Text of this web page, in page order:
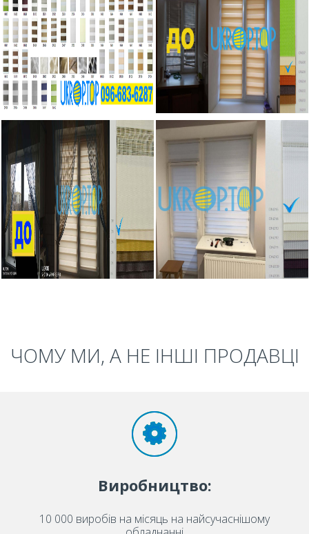
ЧОМУ МИ, А НЕ ІНШІ ПРОДАВЦІ
Виробництво:
10 000 виробів на місяць на найсучаснішому